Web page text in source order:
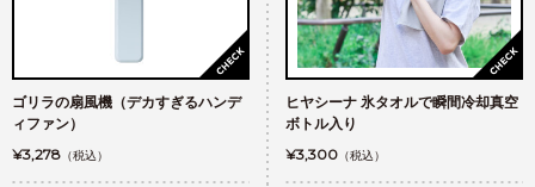
ゴリラの扇風機（デカすぎるハンデ
ィファン）
¥3,278 （税込）
ヒヤシーナ 氷タオルで瞬間冷却真空
ボトル入り
¥3,300 （税込）